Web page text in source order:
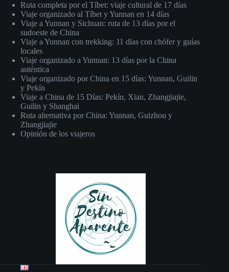
Ruta completa por el Tíbet: viaje cultural de 17 días
Viaje organizado al Tíbet y Yunnan en 14 días
Viaje a Yunnan y Sichuan: ruta de 13 días por el
sudoeste de China
Viaje a Yunnan con trekking: 11 días con chófer y guías
locales
Viaje organizado a Yunnan: 13 días por la China
auténtica
Viaje organizado por China en 15 días: Yunnan, Guilin
y Pekín
Viaje a China de 15 Días: Pekín, Xian, Zhangjiajie,
Guilin y Shanghai
Ruta alternativa por China: Yunnan, Guizhou y
Zhangjiajie
Opinión de los viajeros